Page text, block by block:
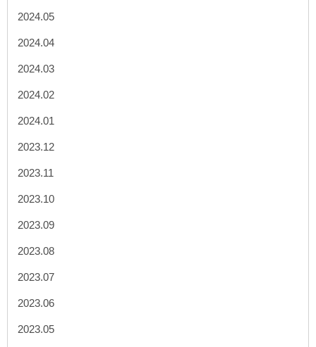
2024.05
2024.04
2024.03
2024.02
2024.01
2023.12
2023.11
2023.10
2023.09
2023.08
2023.07
2023.06
2023.05